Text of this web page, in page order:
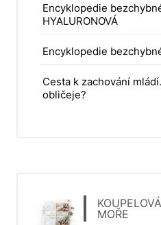
Encyklopedie
HYALURONOVÁ
Encyklopedie
Cesta k zachování
obličeje?
MOŘE